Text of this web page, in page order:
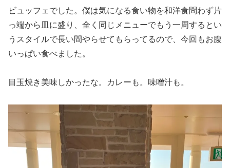
ビュッフェでした。僕は気になる食い物を和洋食問わず片
っ端から皿に盛り、全く同じメニューでもう一周するとい
うスタイルで長い間やらせてもらってるので、今回もお腹
いっぱい食べました。
目玉焼き美味しかったな。カレーも。味噌汁も。